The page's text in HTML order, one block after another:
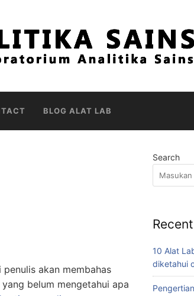
BLOG ALAT LAB
akan membahas
belum mengetahui apa
Search
10 Alat
diketahui